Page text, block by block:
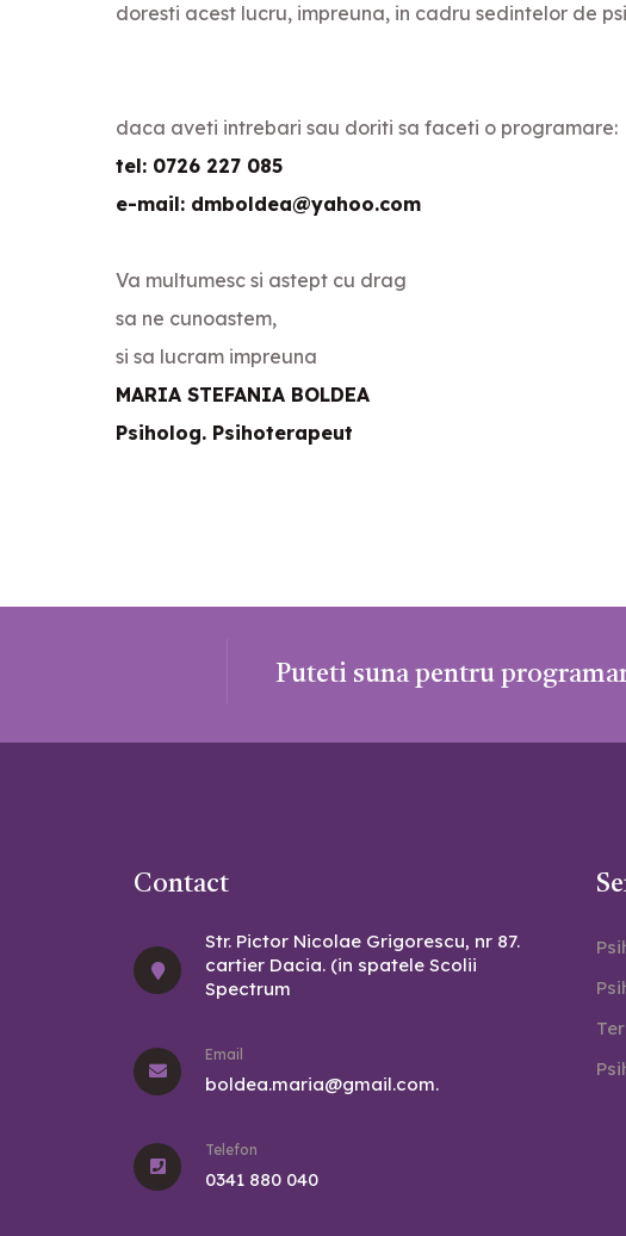
doresti acest lucru, impreuna, in cadru sedintelor de
daca aveti intrebari sau doriti sa faceti o programare:
tel: 0726 227 085
e-mail: dmboldea@yahoo.com
Va multumesc si astept cu drag
sa ne cunoastem,
si sa lucram impreuna
MARIA STEFANIA BOLDEA
Psiholog. Psihoterapeut
Puteti suna pentru
Contact
Str. Pictor Nicolae Grigorescu, nr 87.
cartier Dacia. (in spatele Scolii
Spectrum
Email
boldea.maria@gmail.com.
Telefon
0341 880 040